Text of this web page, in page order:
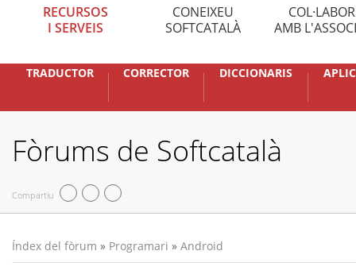
RECURSOS
I SERVEIS
CONEIXEU
SOFTCATALÀ
AMB
TRADUCTOR CORRECTOR DICCIONARIS
Fòrums de Softcatalà
Compartiu
Índex del fòrum » Programari » Android